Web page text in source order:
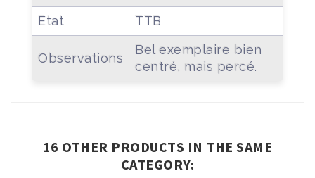
Etat
TTB
Observations
Bel exemplaire bien
centré, mais percé.
16 OTHER PRODUCTS IN THE SAME
CATEGORY: